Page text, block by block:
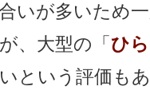
いが多いため
、大型の「ひ
という評価も